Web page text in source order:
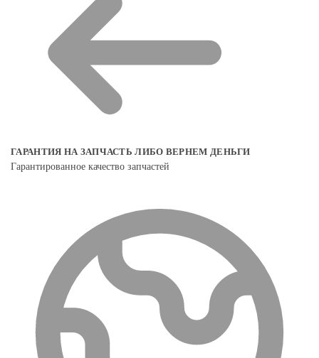
ГАРАНТИЯ НА ЗАПЧАСТЬ ЛИБО ВЕРНЕМ ДЕНЬГИ
Гарантированное качество запчастей